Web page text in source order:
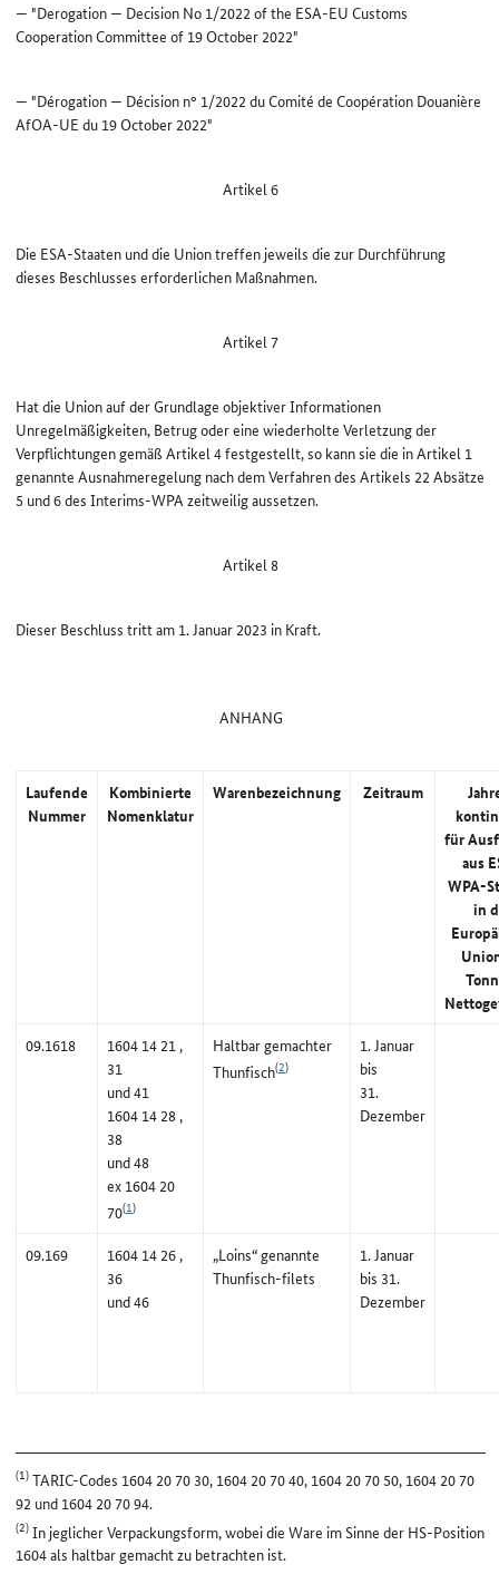
— "Derogation — Decision No 1/2022 of the ESA-EU Customs
Cooperation Committee of 19 October 2022"
— "Dérogation — Décision n° 1/2022 du Comité de Coopération Douanière
AfOA-UE du 19 October 2022"
Artikel 6
Die ESA-Staaten und die Union treffen jeweils die zur Durchführung
dieses Beschlusses erforderlichen Maßnahmen.
Artikel 7
Hat die Union auf der Grundlage objektiver Informationen
Unregelmäßigkeiten, Betrug oder eine wiederholte Verletzung der
Verpflichtungen gemäß Artikel 4 festgestellt, so kann sie die in Artikel 1
genannte Ausnahmeregelung nach dem Verfahren des Artikels 22 Absätze
5 und 6 des Interims-WPA zeitweilig aussetzen.
Artikel 8
Dieser Beschluss tritt am 1. Januar 2023 in Kraft.
ANHANG
Laufende
Nummer
Kombinierte
Nomenklatur
Warenbezeichnung Zeitraum
für
aus
WPA-
in
09.1618
1604 14 21 ,
31
und 41
1604 14 28 ,
38
und 48
ex 1604 20
70(1)
Haltbar gemachter
Thunfisch(2)
1. Januar
bis
31.
Dezember
09.169
1604 14 26 ,
36
und 46
„Loins“ genannte
Thunfisch-filets
1. Januar
bis 31.
Dezember
(1)TARIC-Codes 1604 20 70 30, 1604 20 70 40, 1604 20 70 50, 1604 20 70
92 und 1604 20 70 94.
(2)In jeglicher Verpackungsform, wobei die Ware im Sinne der HS-Position
1604 als haltbar gemacht zu betrachten ist.